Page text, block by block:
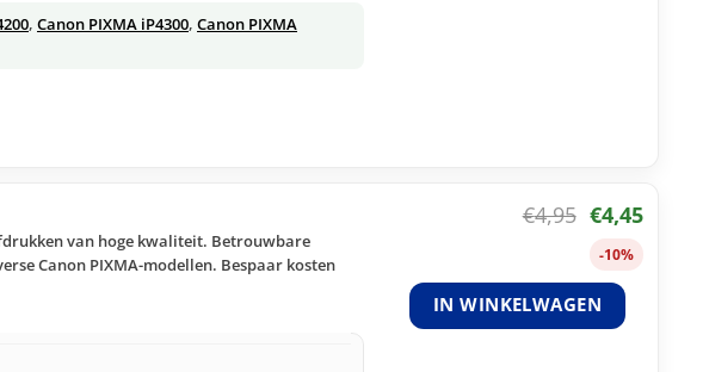
, Canon PIXMA iP4300, Canon PIXMA
van hoge kwaliteit. Betrouwbare
Canon PIXMA-modellen. Bespaar kosten
€4,95 €4,45
-10%
IN WINKELWAGEN